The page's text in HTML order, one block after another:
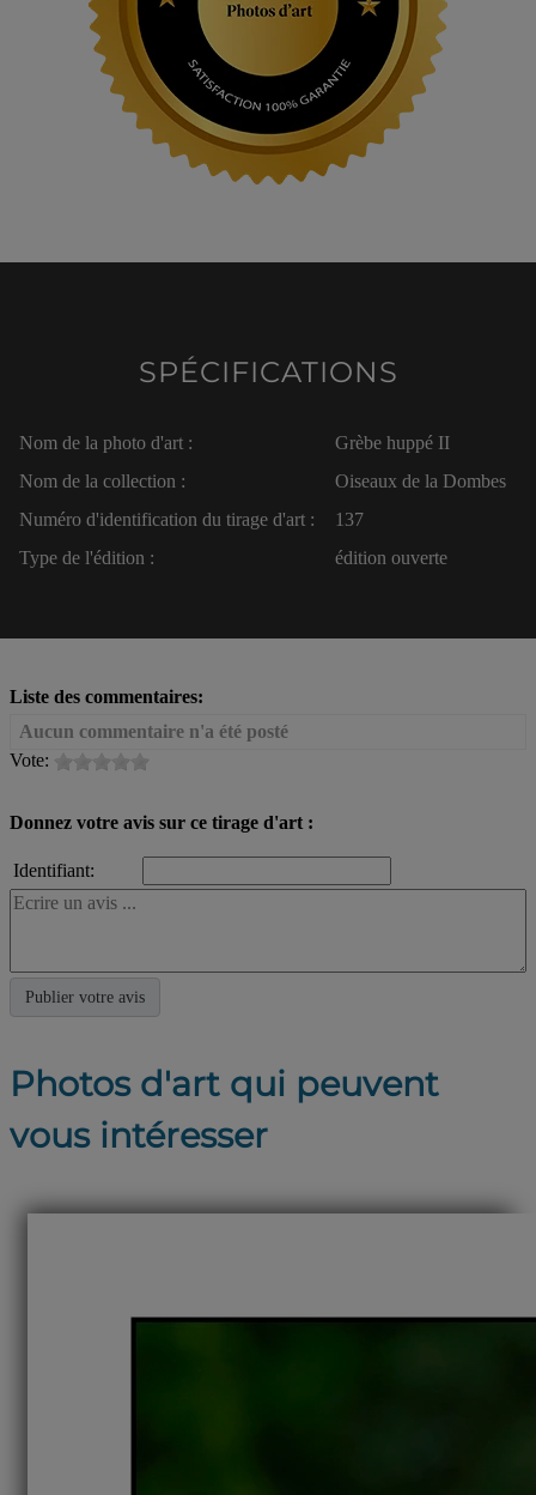
SPÉCIFICATIONS
Nom de la photo d'art :
Grèbe huppé II
Nom de la collection :
Oiseaux de la Dombes
Numéro d'identification du tirage d'art :
137
Type de l'édition :
édition ouverte
Liste des commentaires:
Aucun commentaire n'a été posté
Vote:
Donnez votre avis sur ce tirage d'art :
Identifiant:
Photos d'art qui peuvent
vous intéresser